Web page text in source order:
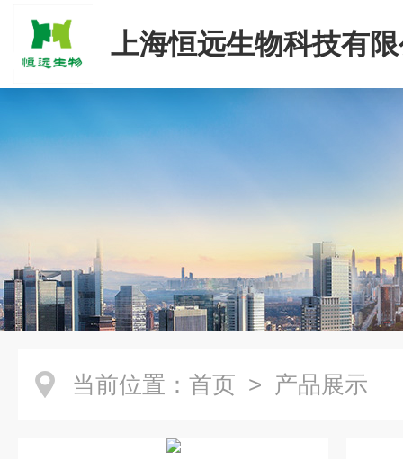
上海恒远生物科技有
当前位置： 首页 > 产品展示